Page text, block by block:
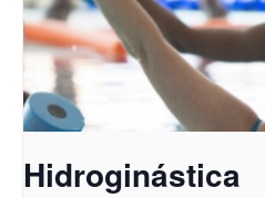
Hidroginástica